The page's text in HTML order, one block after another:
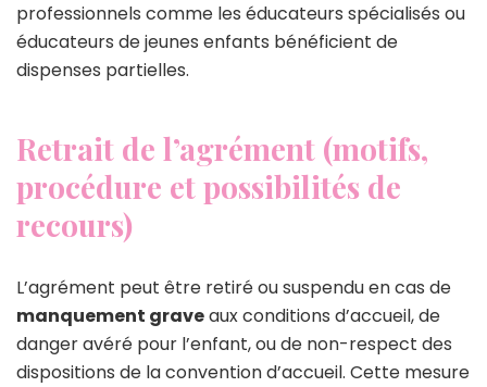
professionnels comme les éducateurs spécialisés ou
éducateurs de jeunes enfants bénéficient de
dispenses partielles.
Retrait de l’agrément (motifs,
procédure et possibilités de
recours)
L’agrément peut être retiré ou suspendu en cas de
manquement graveaux conditions d’accueil, de
danger avéré pour l’enfant, ou de non-respect des
dispositions de la convention d’accueil. Cette mesure